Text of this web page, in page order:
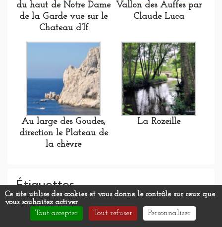
du haut de Notre Dame
de la Garde vue sur le
Chateau d’If
Vallon des Auffes par
Claude Luca
Au large des Goudes,
direction le Plateau de
la chèvre
La Rozeille
Étiquettes
Aubusson Boulanger Cacharel Calanques
Ce site utilise des cookies et vous donne le contrôle sur ceux que
vous souhaitez activer
Tout accepter
Tout refuser Personnaliser